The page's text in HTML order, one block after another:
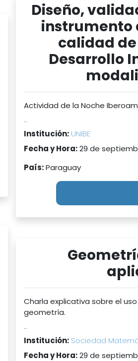
Diseño,
instrumento
calidad de
Desarrollo
Actividad de la Noche
...
Institución: UNIBE
Fecha y Hora:29 de
País:Paraguay
Charla explicativa sobre el
geometría.
...
Institución: Sociedad
Fecha y Hora:29 de